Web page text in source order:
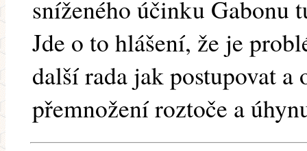
sníženého účinku
Jde o to hlášení, že je
další rada jak postupovat
přemnožení roztoče a